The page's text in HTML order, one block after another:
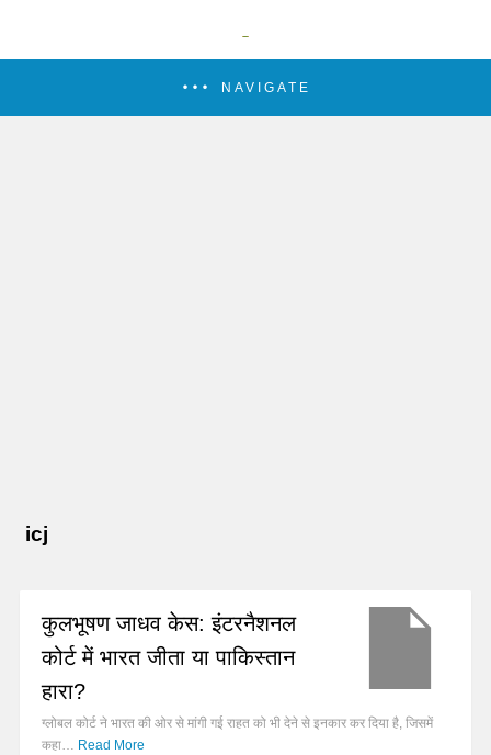
NAVIGATE
icj
कुलभूषण जाधव केस: इंटरनैशनल
कोर्ट में भारत जीता या पाकिस्तान
हारा?
ग्लोबल कोर्ट ने भारत की ओर से मांगी गई राहत को भी देने से इनकार कर दिया है, जिसमें
कहा… Read More